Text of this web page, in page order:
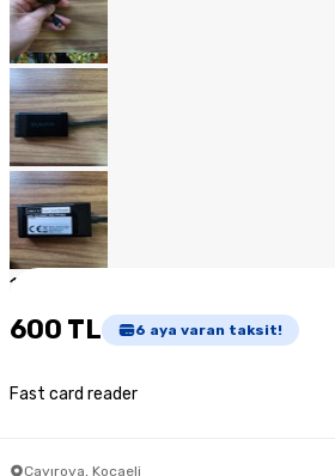
1
600 TL 6 aya varan taksit!
Fast card reader
Çayırova, Kocaeli